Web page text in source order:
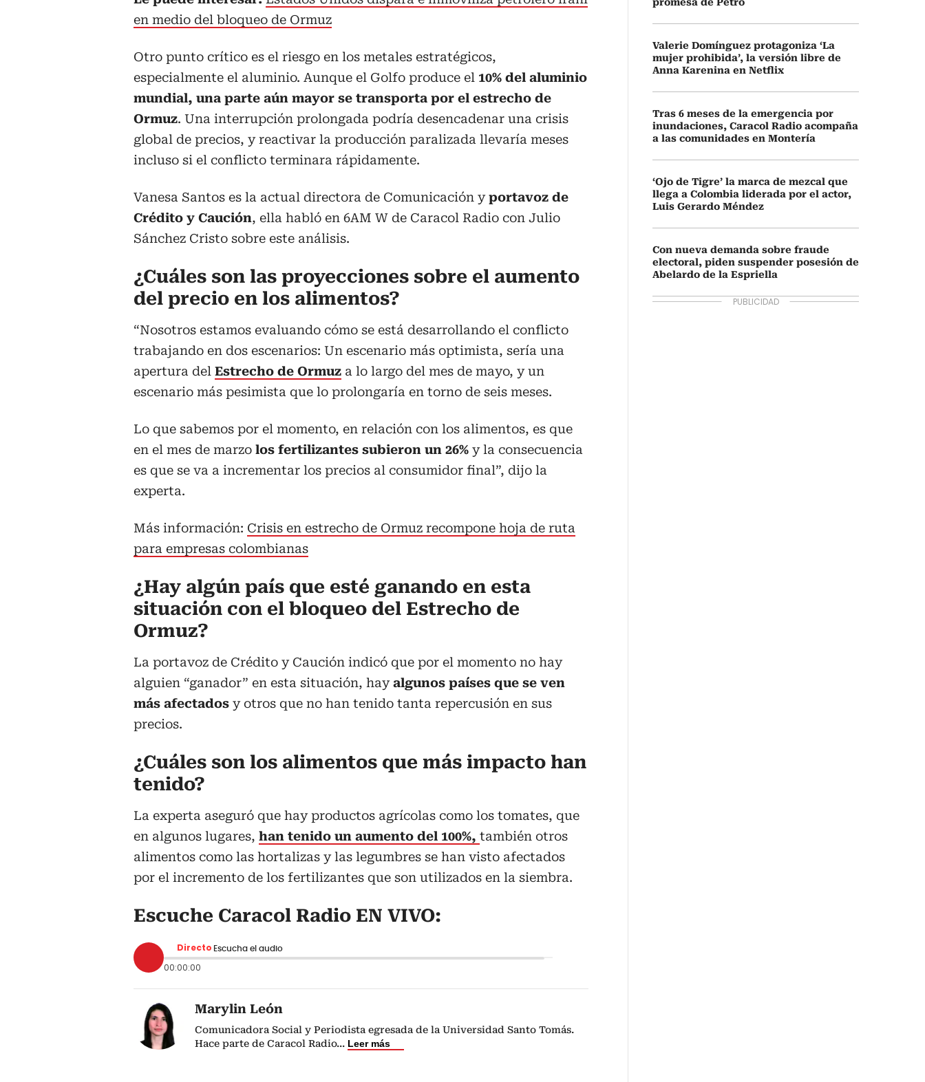
en medio del bloqueo de Ormuz
Otro punto crítico es el riesgo en los metales estratégicos,
especialmente el aluminio. Aunque el Golfo produce el 10% del aluminio
mundial, una parte aún mayor se transporta por el estrecho de
Ormuz. Una interrupción prolongada podría desencadenar una crisis
global de precios, y reactivar la producción paralizada llevaría meses
incluso si el conflicto terminara rápidamente.
Vanesa Santos es la actual directora de Comunicación yportavoz de
Crédito y Caución, ella habló en 6AM W de Caracol Radio con Julio
Sánchez Cristo sobre este análisis.
¿Cuáles son las proyecciones sobre el aumento
del precio en los alimentos?
“Nosotros estamos evaluando cómo se está desarrollando el conflicto
trabajando en dos escenarios: Un escenario más optimista, sería una
apertura del Estrecho de Ormuz a lo largo del mes de mayo, y un
escenario más pesimista que lo prolongaría en torno de seis meses.
Lo que sabemos por el momento, en relación con los alimentos, es que
en el mes de marzo los fertilizantes subieron un 26% y la consecuencia
es que se va a incrementar los precios al consumidor final”, dijo la
experta.
Más información: Crisis en estrecho de Ormuz recompone hoja de ruta
para empresas colombianas
¿Hay algún país que esté ganando en esta
situación con el bloqueo del Estrecho de
Ormuz?
La portavoz de Crédito y Caución indicó que por el momento no hay
alguien “ganador” en esta situación, hayalgunos países que se ven
más afectados y otros que no han tenido tanta repercusión en sus
precios.
¿Cuáles son los alimentos que más impacto han
tenido?
La experta aseguró que hay productos agrícolas como los tomates, que
en algunos lugares, han tenido un aumento del 100%, también otros
alimentos como las hortalizas y las legumbres se han visto afectados
por el incremento de los fertilizantes que son utilizados en la siembra.
Escuche Caracol Radio EN VIVO:
Directo Escucha el audio
00:00:00
Marylin León
Comunicadora Social y Periodista egresada de la Universidad Santo Tomás.
Hace parte de Caracol Radio... Leer más
Valerie Domínguez protagoniza ‘La
mujer prohibida’, la versión libre de
Anna Karenina en Netflix
Tras 6 meses de la emergencia por
inundaciones, Caracol Radio acompaña
a las comunidades en Montería
‘Ojo de Tigre’ la marca de mezcal que
llega a Colombia liderada por el actor,
Luis Gerardo Méndez
Con nueva demanda sobre fraude
electoral, piden suspender posesión de
Abelardo de la Espriella